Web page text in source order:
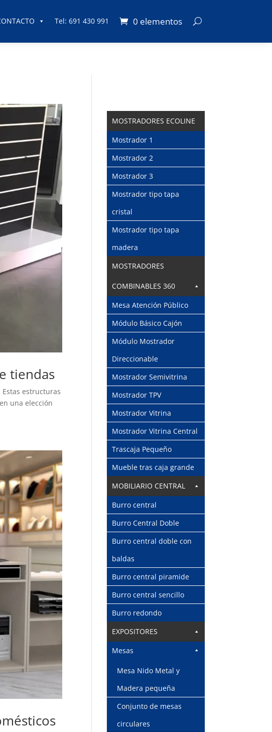
Tel: 691 430 991 0 elementos
tiendas
estructuras
una elección
MOSTRADORES ECOLINE
Mostrador 1
Mostrador 2
Mostrador 3
Mostrador tipo tapa
cristal
Mostrador tipo tapa
madera
MOSTRADORES
COMBINABLES 360
Mesa Atención Público
Módulo Básico Cajón
Módulo Mostrador
Direccionable
Mostrador Semivitrina
Mostrador TPV
Mostrador Vitrina
Mostrador Vitrina Central
Trascaja Pequeño
Mueble tras caja grande
MOBILIARIO CENTRAL
Burro central
Burro Central Doble
Burro central doble con
baldas
Burro central piramide
Burro central sencillo
Burro redondo
EXPOSITORES
Mesas
Mesa Nido Metal y
Madera pequeña
Conjunto de mesas
circulares